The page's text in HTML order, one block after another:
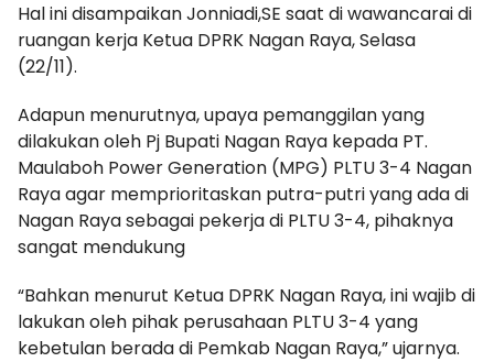
Hal ini disampaikan Jonniadi,SE saat di wawancarai di
ruangan kerja Ketua DPRK Nagan Raya, Selasa
(22/11).
Adapun menurutnya, upaya pemanggilan yang
dilakukan oleh Pj Bupati Nagan Raya kepada PT.
Maulaboh Power Generation (MPG) PLTU 3-4 Nagan
Raya agar memprioritaskan putra-putri yang ada di
Nagan Raya sebagai pekerja di PLTU 3-4, pihaknya
sangat mendukung
“Bahkan menurut Ketua DPRK Nagan Raya, ini wajib di
lakukan oleh pihak perusahaan PLTU 3-4 yang
kebetulan berada di Pemkab Nagan Raya,” ujarnya.